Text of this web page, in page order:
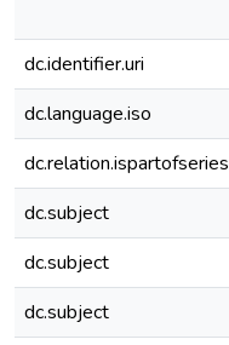
dc.identifier.uri
dc.language.iso
dc.relation.ispartofseries
dc.subject
dc.subject
dc.subject